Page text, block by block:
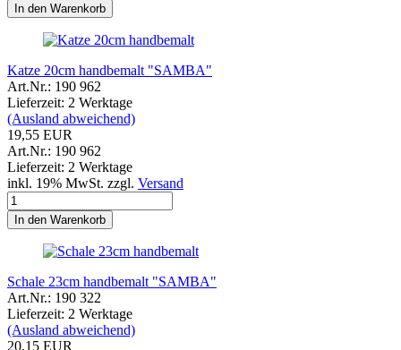
In den Warenkorb
Katze 20cm handbemalt "SAMBA"
Art.Nr.: 190 962
Lieferzeit: 2 Werktage
(Ausland abweichend)
19,55 EUR
Art.Nr.: 190 962
Lieferzeit: 2 Werktage
inkl. 19% MwSt. zzgl. Versand
In den Warenkorb
Schale 23cm handbemalt "SAMBA"
Art.Nr.: 190 322
Lieferzeit: 2 Werktage
(Ausland abweichend)
20,15 EUR